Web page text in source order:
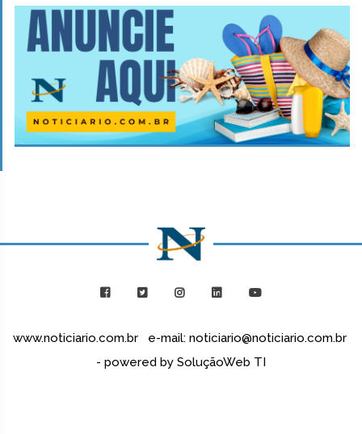
www.noticiario.com.br e-mail: noticiario@noticiario.com.br
- powered by SoluçãoWeb TI